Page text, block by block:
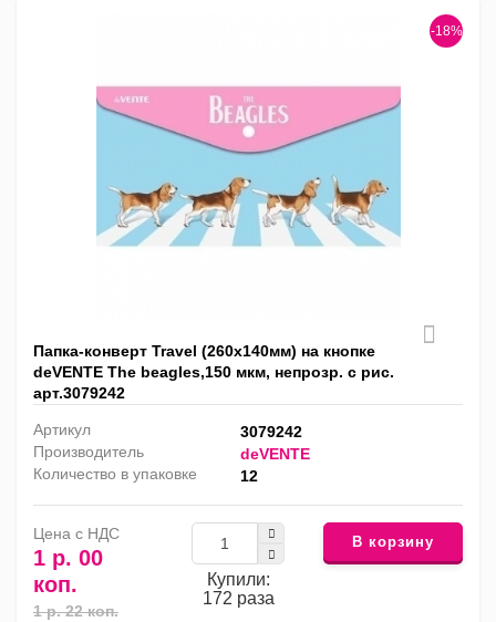
-18%
Папка-конверт Travel (260x140мм) на кнопке
deVENTE The beagles,150 мкм, непрозр. с рис.
арт.3079242
Артикул
3079242
Производитель
deVENTE
Количество в упаковке
12
Цена с НДС
1 р. 00
коп.
1 р. 22 коп.
Купили:
172 раза
В корзину